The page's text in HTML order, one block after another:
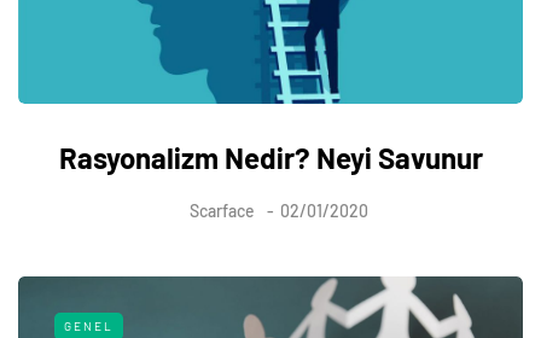
Rasyonalizm Nedir? Neyi Savunur
Scarface 02/01/2020
GENEL